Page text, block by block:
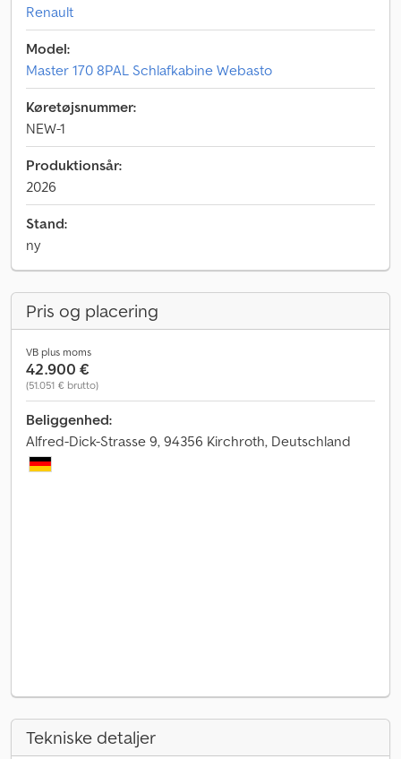
Renault
Model:
Master 170 8PAL Schlafkabine Webasto
Køretøjsnummer:
NEW-1
Produktionsår:
2026
Stand:
ny
Pris og placering
VB plus moms
42.900 €
(51.051 € brutto)
Beliggenhed:
Alfred-Dick-Strasse 9, 94356 Kirchroth, Deutschland
Tekniske detaljer